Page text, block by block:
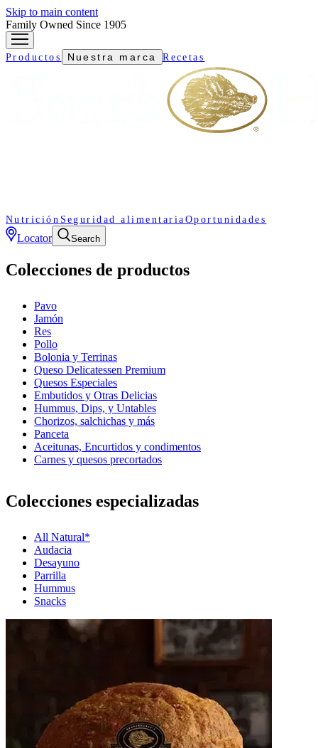
Skip to main content
Family Owned Since 1905
Productos Nuestra marca Recetas
Nutrición Seguridad alimentaria Oportunidades
Locator Search
Colecciones de productos
Pavo
Jamón
Res
Pollo
Bolonia y Terrinas
Queso Delicatessen Premium
Quesos Especiales
Embutidos y Otras Delicias
Hummus, Dips, y Untables
Chorizos, salchichas y más
Panceta
Aceitunas, Encurtidos y condimentos
Carnes y quesos precortados
Colecciones especializadas
All Natural*
Audacia
Desayuno
Parrilla
Hummus
Snacks